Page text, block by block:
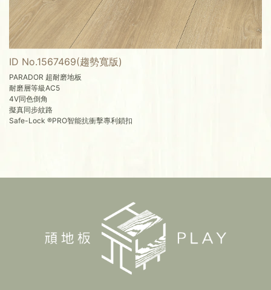
ID No.1567469(趨勢寬版)
PARADOR 超耐磨地板
耐磨層等級AC5
4V同色倒角
擬真同步紋路
Safe-Lock ®PRO智能抗衝擊專利鎖扣